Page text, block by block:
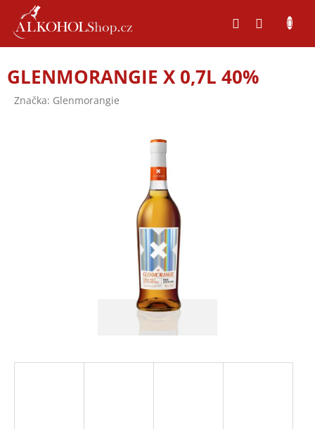
obsah
GLENMORANGIE X 0,7L 40%
Značka: Glenmorangie